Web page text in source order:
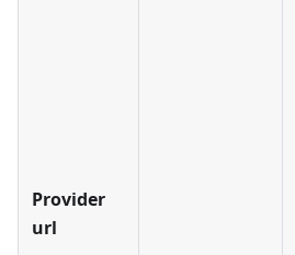
Provider
url